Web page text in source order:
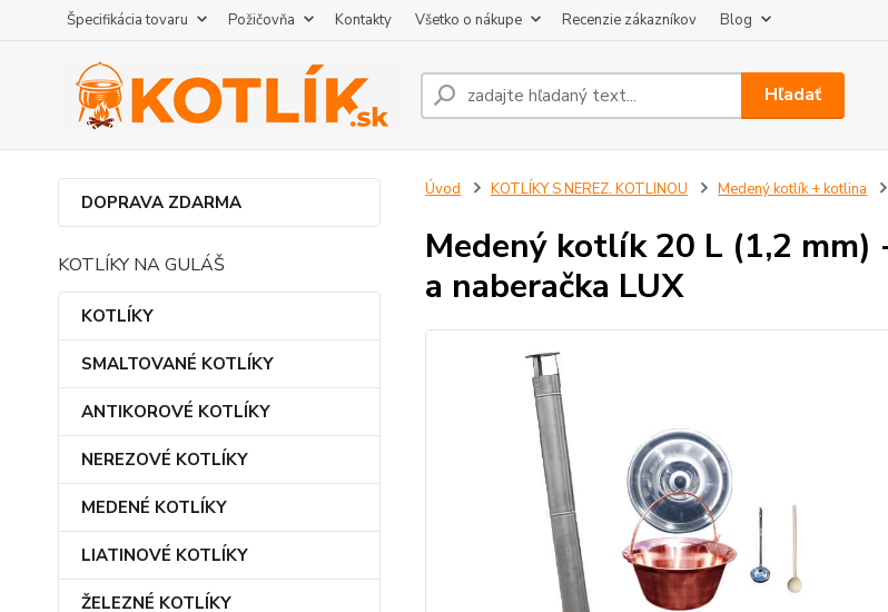
Špecifikácia tovaru Požičovňa Kontakty Všetko o nákupe Recenzie zákazníkov Blog
Hľadať
DOPRAVA ZDARMA
KOTLÍKY NA GULÁŠ
KOTLÍKY
SMALTOVANÉ KOTLÍKY
ANTIKOROVÉ KOTLÍKY
NEREZOVÉ KOTLÍKY
MEDENÉ KOTLÍKY
LIATINOVÉ KOTLÍKY
ŽELEZNÉ KOTLÍKY
Úvod KOTLÍKY S NEREZ. KOTLINOU Medený kotlík + kotlina
Medený kotlík 20 L (1,2 mm)
a naberačka LUX